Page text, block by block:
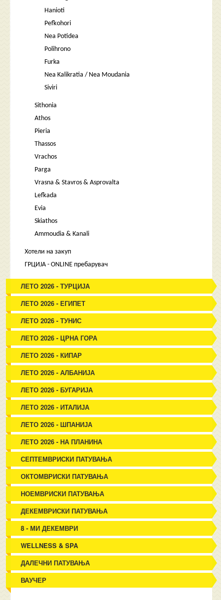
Hanioti
Pefkohori
Nea Potidea
Polihrono
Furka
Nea Kalikratia / Nea Moudania
Siviri
Sithonia
Athos
Pieria
Thassos
Vrachos
Parga
Vrasna & Stavros & Asprovalta
Lefkada
Evia
Skiathos
Ammoudia & Kanali
Хотели на закуп
ГРЦИЈА - ONLINE пребарувач
ЛЕТО 2026 - ТУРЦИЈА
ЛЕТО 2026 - ЕГИПЕТ
ЛЕТО 2026 - ТУНИС
ЛЕТО 2026 - ЦРНА ГОРА
ЛЕТО 2026 - КИПАР
ЛЕТО 2026 - АЛБАНИЈА
ЛЕТО 2026 - БУГАРИЈА
ЛЕТО 2026 - ИТАЛИЈА
ЛЕТО 2026 - ШПАНИЈА
ЛЕТО 2026 - НА ПЛАНИНА
СЕПТЕМВРИСКИ ПАТУВАЊА
ОКТОМВРИСКИ ПАТУВАЊА
НОЕМВРИСКИ ПАТУВАЊА
ДЕКЕМВРИСКИ ПАТУВАЊА
8 - МИ ДЕКЕМВРИ
WELLNESS & SPA
ДАЛЕЧНИ ПАТУВАЊА
ВАУЧЕР